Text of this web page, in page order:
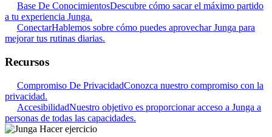
Base De ConocimientosDescubre cómo sacar el máximo partido
a tu experiencia Junga.
ConectarHablemos sobre cómo puedes aprovechar Junga para
mejorar tus rutinas diarias.
Recursos
Compromiso De PrivacidadConozca nuestro compromiso con la
privacidad.
AccesibilidadNuestro objetivo es proporcionar acceso a Junga a
personas de todas las capacidades.